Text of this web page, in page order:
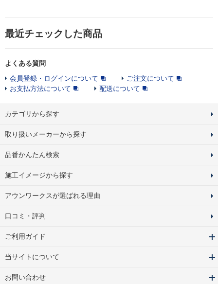
最近チェックした商品
よくある質問
会員登録・ログインについて
ご注文について
お支払方法について
配送について
カテゴリから探す
取り扱いメーカーから探す
品番かんたん検索
施工イメージから探す
アウンワークスが選ばれる理由
口コミ・評判
ご利用ガイド
当サイトについて
お問い合わせ